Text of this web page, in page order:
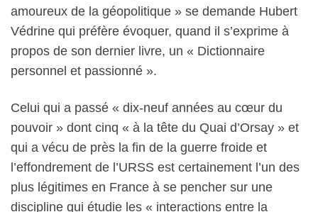
amoureux de la géopolitique » se demande Hubert
Védrine qui préfère évoquer, quand il s’exprime à
propos de son dernier livre, un « Dictionnaire
personnel et passionné ».
Celui qui a passé « dix-neuf années au cœur du
pouvoir » dont cinq « à la tête du Quai d’Orsay » et
qui a vécu de près la fin de la guerre froide et
l’effondrement de l’URSS est certainement l’un des
plus légitimes en France à se pencher sur une
discipline qui étudie les « interactions entre la